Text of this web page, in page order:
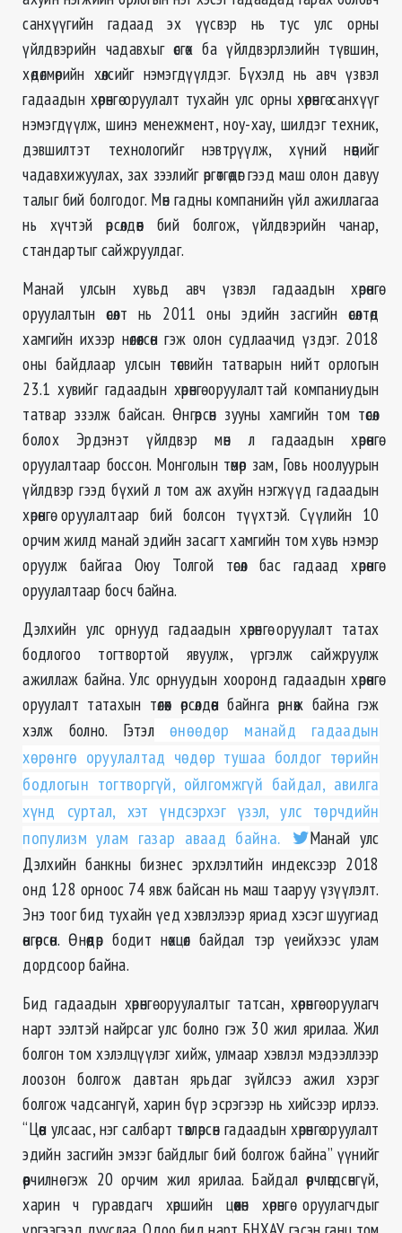
санхүүгийн гадаад эх үүсвэр нь тус улс орны
үйлдвэрийн чадавхыг өсгөх ба үйлдвэрлэлийн түвшин,
хөдөлмөрийн хөлсийг нэмэгдүүлдэг. Бүхэлд нь авч үзвэл
гадаадын хөрөнгө оруулалт тухайн улс орны хөрөнгө санхүүг
нэмэгдүүлж, шинэ менежмент, ноу-хау, шилдэг техник,
дэвшилтэт технологийг нэвтрүүлж, хүний нөөцийг
чадавхижуулах, зах зээлийг өргөтгөдөг гээд маш олон давуу
талыг бий болгодог. Мөн гадны компанийн үйл ажиллагаа
нь хүчтэй өрсөлдөөн бий болгож, үйлдвэрийн чанар,
стандартыг сайжруулдаг.
Манай улсын хувьд авч үзвэл гадаадын хөрөнгө
оруулалтын өсөлт нь 2011 оны эдийн засгийн өсөлтөд
хамгийн ихээр нөлөөлсөн гэж олон судлаачид үздэг. 2018
оны байдлаар улсын төсвийн татварын нийт орлогын
23.1 хувийг гадаадын хөрөнгө оруулалттай компаниудын
татвар эзэлж байсан. Өнгөрсөн зууны хамгийн том төсөл
болох Эрдэнэт үйлдвэр мөн л гадаадын хөрөнгө
оруулалтаар боссон. Монголын төмөр зам, Говь ноолуурын
үйлдвэр гээд бүхий л том аж ахуйн нэгжүүд гадаадын
хөрөнгө оруулалтаар бий болсон түүхтэй. Сүүлийн 10
орчим жилд манай эдийн засагт хамгийн том хувь нэмэр
оруулж байгаа Оюу Толгой төсөл бас гадаад хөрөнгө
оруулалтаар босч байна.
Дэлхийн улс орнууд гадаадын хөрөнгө оруулалт татах
бодлогоо тогтвортой явуулж, үргэлж сайжруулж
ажиллаж байна. Улс орнуудын хооронд гадаадын хөрөнгө
оруулалт татахын төлөөх өрсөлдөөн байнга өрнөж байна гэж
хэлж болно. Гэтэл өнөөдөр манайд гадаадын
хөрөнгө оруулалтад чөдөр тушаа болдог төрийн
бодлогын тогтворгүй, ойлгомжгүй байдал, авилга
хүнд суртал, хэт үндсэрхэг үзэл, улс төрчдийн
популизм улам газар аваад байна.
Манай улс
Дэлхийн банкны бизнес эрхлэлтийн индексээр 2018
онд 128 орноос 74 явж байсан нь маш тааруу үзүүлэлт.
Энэ тоог бид тухайн үед хэвлэлээр яриад хэсэг шуугиад
өнгөрсөн. Өнөөдөр бодит нөхцөл байдал тэр үеийхээс улам
дордсоор байна.
Бид гадаадын хөрөнгө оруулалтыг татсан, хөрөнгө оруулагч
нарт ээлтэй найрсаг улс болно гэж 30 жил ярилаа. Жил
болгон том хэлэлцүүлэг хийж, улмаар хэвлэл мэдээллээр
лоозон болгож давтан ярьдаг зүйлсээ ажил хэрэг
болгож чадсангүй, харин бүр эсрэгээр нь хийсээр ирлээ.
“Цөөн улсаас, нэг салбарт төвлөрсөн гадаадын хөрөнгө оруулалт
эдийн засгийн эмзэг байдлыг бий болгож байна” үүнийг
өөрчилнө гэж 20 орчим жил ярилаа. Байдал өөрчлөгдсөнгүй,
харин ч гуравдагч хөршийн цөөхөн хөрөнгө оруулагчдыг